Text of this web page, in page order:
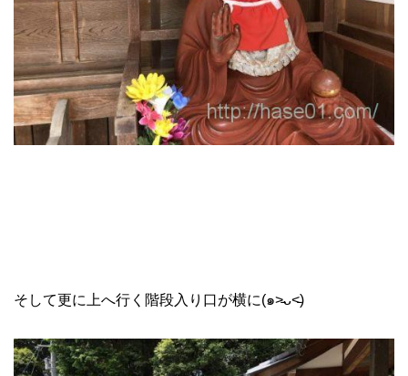
そして更に上へ行く階段入り口が横に(๑˃̵ᴗ˂̵)